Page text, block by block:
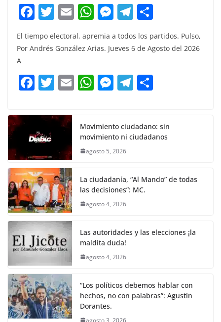
F
c
b
o
k
T
w
itt
E
m
ai
W
at
A
p
M
ss
n
g
T
el
e
a
m
m
p
El tiempo electoral, apremia a todos los partidos. Pulso,
Por Andrés González Arias. Jueves 6 de Agosto del 2026
A
F
c
e
b
o
o
k
T
itt
er
E W
s
A
p
M
e
n
er
T
gr
a
p
ar
Movimiento ciudadano: sin
movimiento ni ciudadanos
agosto 5, 2026
La ciudadanía, “Al Mando” de todas
las decisiones”: MC.
agosto 4, 2026
Las autoridades y las elecciones ¡la
maldita duda!
agosto 4, 2026
“Los políticos debemos hablar con
hechos, no con palabras”: Agustín
Dorantes.
agosto 3, 2026